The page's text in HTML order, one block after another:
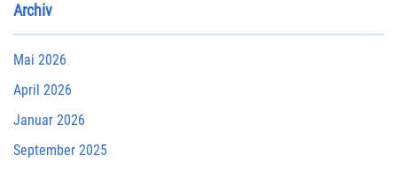
Archiv
Mai 2026
April 2026
Januar 2026
September 2025